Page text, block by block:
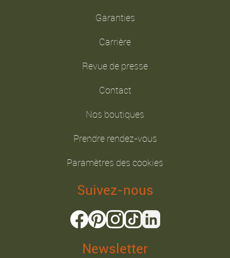
Garanties
Carrière
Revue de presse
Contact
Nos boutiques
Prendre rendez-vous
Paramètres des cookies
Suivez-nous
Newsletter